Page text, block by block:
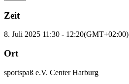
Zeit
8. Juli 2025 11:30 - 12:20(GMT+02:00)
Ort
sportspaß e.V. Center Harburg